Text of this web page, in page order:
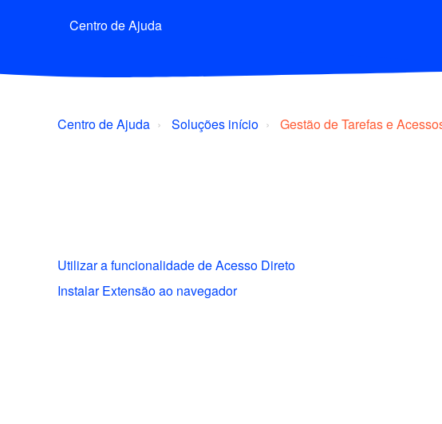
Centro de Ajuda
Centro de Ajuda Soluções início Gestão de Tarefas e
Utilizar a funcionalidade de Acesso Direto
Instalar Extensão ao navegador